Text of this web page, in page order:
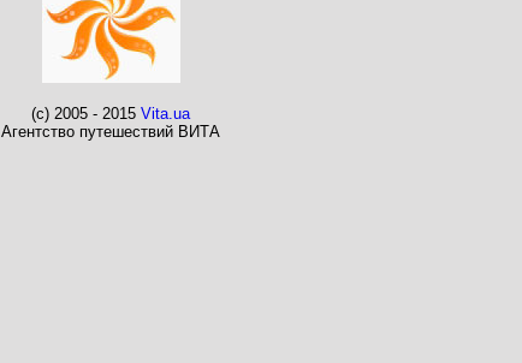
(c) 2005 - 2015 Vita.ua
Агентство путешествий ВИТА